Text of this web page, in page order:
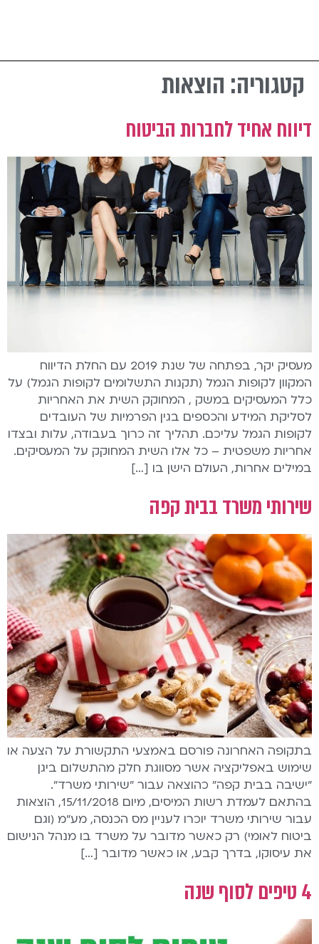
קטגוריה: הוצאות
דיווח אחיד לחברות הביטוח
מעסיק יקר, בפתחה של שנת 2019 עם החלת הדיווח
המקוון לקופות הגמל (תקנות התשלומים לקופות הגמל) על
כלל המעסיקים במשק , המחוקק השית את האחריות
לסליקת המידע והכספים בגין הפרמיות של העובדים
לקופות הגמל עליכם. תהליך זה כרוך בעבודה, עלות ובצדו
אחריות משפטית – כל אלו השית המחוקק על המעסיקים.
במילים אחרות, העולם הישן בו […]
שירותי משרד בבית קפה
בתקופה האחרונה פורסם באמצעי התקשורת על הצעה או
שימוש באפליקציה אשר מסווגת חלק מהתשלום ביגן
"ישיבה בבית קפה" כהוצאה עבור "שירותי משרד".
בהתאם לעמדת רשות המיסים, מיום 15/11/2018, הוצאות
עבור שירותי משרד יוכרו לעניין מס הכנסה, מע"מ (וגם
ביטוח לאומי) רק כאשר מדובר על משרד בו מנהל הנישום
את עיסוקו, בדרך קבע, או כאשר מדובר […]
4 טיפים לסוף שנה